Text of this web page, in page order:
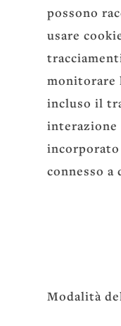
possono
usare
monitorare
incluso il
incorporato
connesso
Modalità